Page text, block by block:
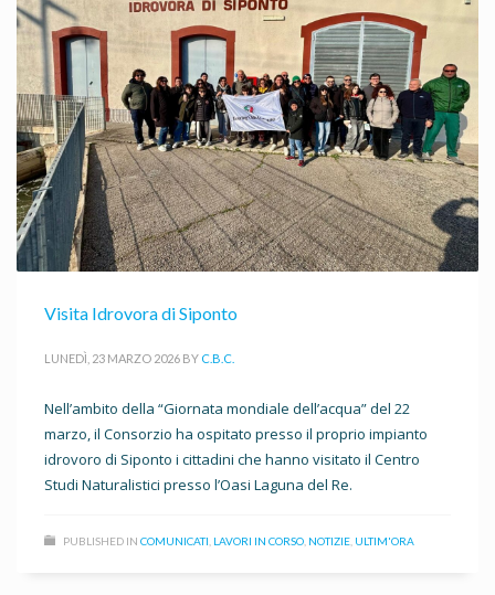
Visita Idrovora di Siponto
LUNEDÌ, 23 MARZO 2026 BY C.B.C.
Nell’ambito della “Giornata mondiale dell’acqua” del 22
marzo, il Consorzio ha ospitato presso il proprio impianto
idrovoro di Siponto i cittadini che hanno visitato il Centro
Studi Naturalistici presso l’Oasi Laguna del Re.
PUBLISHED IN COMUNICATI LAVORI IN CORSO NOTIZIE ULTIM'ORA